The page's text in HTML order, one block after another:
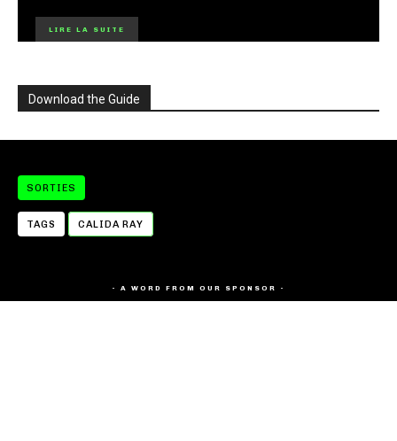
LIRE LA SUITE
Download the Guide
SORTIES
TAGS CALIDA RAY
- A WORD FROM OUR SPONSOR -